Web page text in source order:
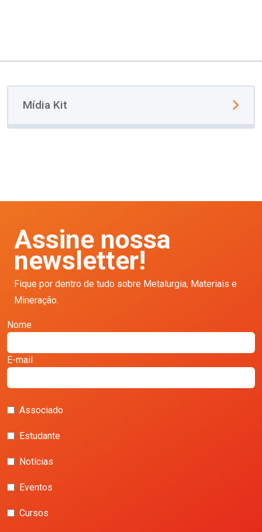
Mídia Kit
Assine nossa
newsletter!
Fique por dentro de tudo sobre Metalurgia, Materiais e
Mineração.
Nome
E-mail
Associado
Estudante
Notícias
Eventos
Cursos